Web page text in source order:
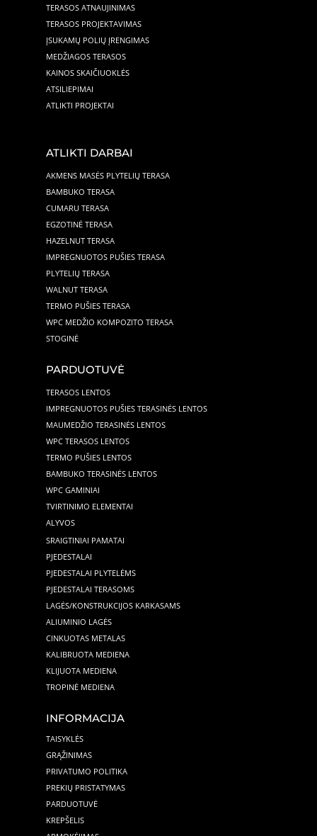
TERASOS ATNAUJINIMAS
TERASOS PROJEKTAVIMAS
ĮSUKAMŲ POLIŲ ĮRENGIMAS
MEDŽIAGOS TERASOS
KAINOS SKAIČIUOKLĖS
ATSILIEPIMAI
ATLIKTI PROJEKTAI
ATLIKTI DARBAI
AKMENS MASĖS PLYTELIŲ TERASA
BAMBUKO TERASA
CUMARU TERASA
EGZOTINĖ TERASA
HAZELNUT TERASA
IMPREGNUOTOS PUŠIES TERASA
PLYTELIŲ TERASA
WALNUT TERASA
TERMO PUŠIES TERASA
WPC MEDŽIO KOMPOZITO TERASA
STOGINĖ
PARDUOTUVĖ
TERASOS LENTOS
IMPREGNUOTOS PUŠIES TERASINĖS LENTOS
MAUMEDŽIO TERASINĖS LENTOS
WPC TERASOS LENTOS
TERMO PUŠIES LENTOS
BAMBUKO TERASINĖS LENTOS
WPC GAMINIAI
TVIRTINIMO ELEMENTAI
ALYVOS
SRAIGTINIAI PAMATAI
PJEDESTALAI
PJEDESTALAI PLYTELĖMS
PJEDESTALAI TERASOMS
LAGĖS/KONSTRUKCIJOS KARKASAMS
ALIUMINIO LAGĖS
CINKUOTAS METALAS
KALIBRUOTA MEDIENA
KLIJUOTA MEDIENA
TROPINĖ MEDIENA
INFORMACIJA
TAISYKLĖS
GRĄŽINIMAS
PRIVATUMO POLITIKA
PREKIŲ PRISTATYMAS
PARDUOTUVĖ
KREPŠELIS